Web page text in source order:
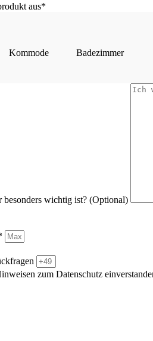
aus*
Kommode Badezimmer
besonders wichtig ist? (Optional)
zum Datenschutz